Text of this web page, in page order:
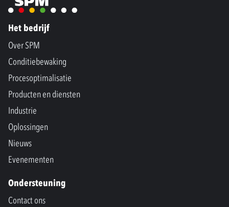
Het bedrijf
Over SPM
Conditiebewaking
Procesoptimalisatie
Producten en diensten
Industrie
Oplossingen
Nieuws
Evenementen
Ondersteuning
Contact ons